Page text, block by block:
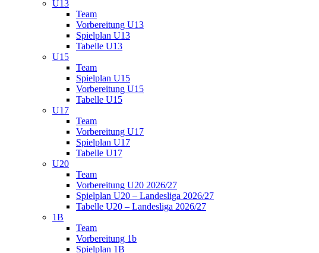
U13
Team
Vorbereitung U13
Spielplan U13
Tabelle U13
U15
Team
Spielplan U15
Vorbereitung U15
Tabelle U15
U17
Team
Vorbereitung U17
Spielplan U17
Tabelle U17
U20
Team
Vorbereitung U20 2026/27
Spielplan U20 – Landesliga 2026/27
Tabelle U20 – Landesliga 2026/27
1B
Team
Vorbereitung 1b
Spielplan 1B